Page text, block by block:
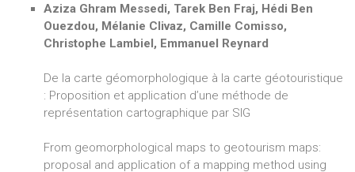
Aziza Ghram Messedi, Tarek Ben Fraj, Hédi Ben
Ouezdou, Mélanie Clivaz, Camille Comisso,
Christophe Lambiel, Emmanuel Reynard
De la carte géomorphologique à la carte géotouristique
: Proposition et application d’une méthode de
représentation cartographique par SIG
From geomorphological maps to geotourism maps:
proposal and application of a mapping method using